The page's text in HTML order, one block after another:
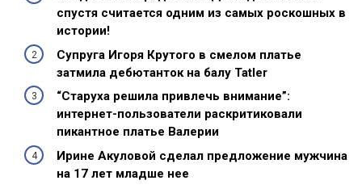
спустя считается одним из самых роскошных в
истории!
Супруга Игоря Крутого в смелом платье
затмила дебютанток на балу Tatler
“Старуха решила привлечь внимание”:
интернет-пользователи раскритиковали
пикантное платье Валерии
Ирине Акуловой сделал предложение мужчина
на 17 лет младше нее